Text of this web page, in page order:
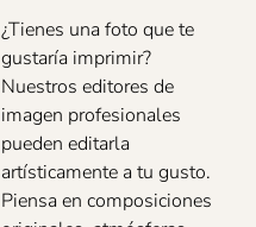
¿Tienes una foto que te
gustaría imprimir?
Nuestros editores de
imagen profesionales
pueden editarla
artísticamente a tu gusto.
Piensa en composiciones